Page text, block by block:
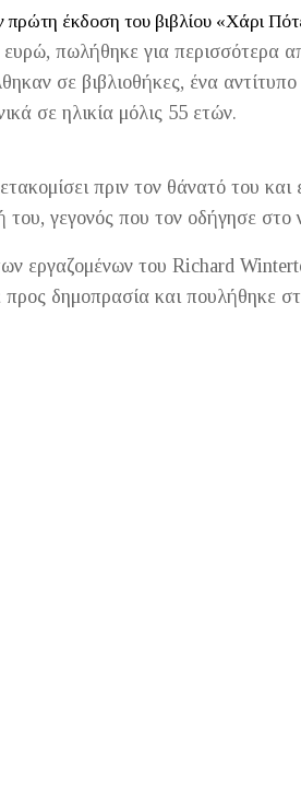
πρώτη έκδοση του βιβλίου «Χάρι
πωλήθηκε για περισσότερα
σε βιβλιοθήκες, ένα
σε ηλικία μόλις 55 ετών.
πριν τον θάνατό του
γεγονός που τον οδήγησε στο
εργαζομένων του Richard
προς δημοπρασία και πουλήθηκε